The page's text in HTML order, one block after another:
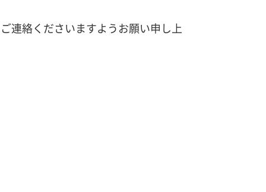
連絡くださいますようお願い申し上